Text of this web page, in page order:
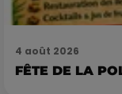
4 août 2026
FÊTE DE LA